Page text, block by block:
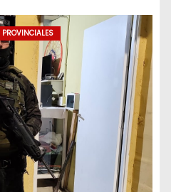
PROVINCIALES